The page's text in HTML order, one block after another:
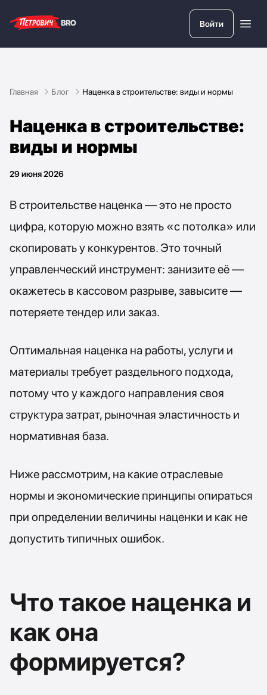
Войти
Кому
Петрович.BRO
Дополнительные
возможности
Google
App
Store
Главная Блог Наценка в строительстве: виды и нормы
Наценка в строительстве:
виды и нормы
29 июня 2026
В строительстве наценка — это не просто
цифра, которую можно взять «с потолка» или
скопировать у конкурентов. Это точный
управленческий инструмент: занизите её —
окажетесь в кассовом разрыве, завысите —
потеряете тендер или заказ.
Оптимальная наценка на работы, услуги и
материалы требует раздельного подхода,
потому что у каждого направления своя
структура затрат, рыночная эластичность и
нормативная база.
Ниже рассмотрим, на какие отраслевые
нормы и экономические принципы опираться
при определении величины наценки и как не
допустить типичных ошибок.
Что такое наценка и
как она
формируется?